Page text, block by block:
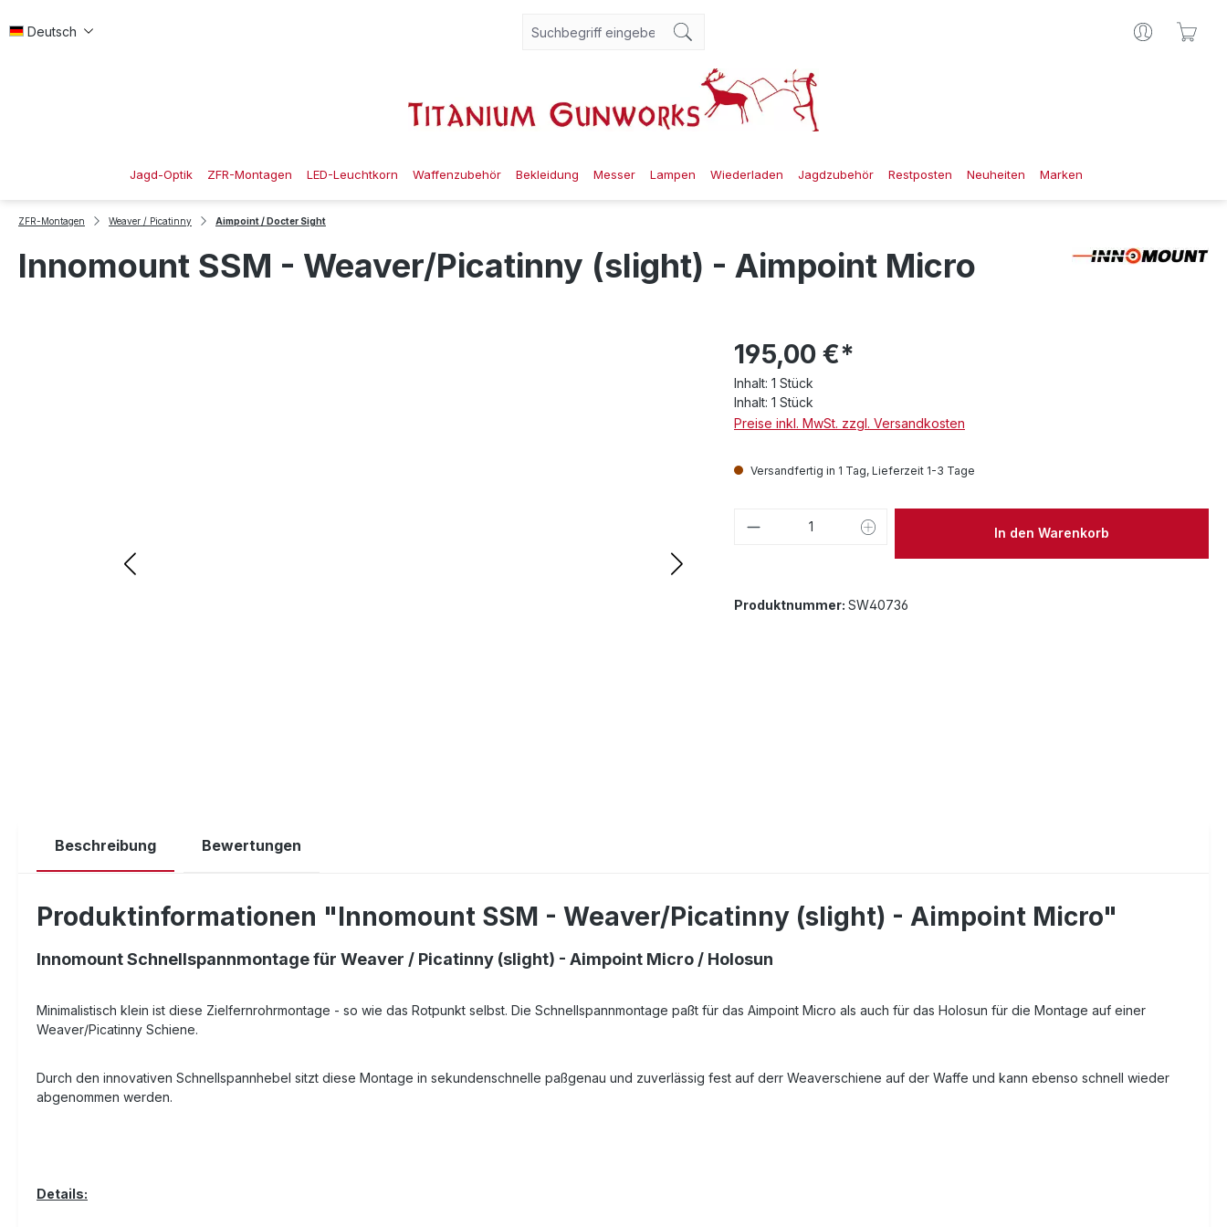
Deutsch
Jagd-Optik ZFR-Montagen LED-Leuchtkorn Waffenzubehör Bekleidung Messer Lampen Wiederladen Jagdzubehör Restposten Neuheiten Marken
ZFR-Montagen Weaver / Picatinny Aimpoint / Docter Sight
Innomount SSM - Weaver/Picatinny (slight) - Aimpoint Micro
195,00 €*
Inhalt: 1 Stück
Inhalt: 1 Stück
Preise inkl. MwSt. zzgl. Versandkosten
Versandfertig in 1 Tag, Lieferzeit 1-3 Tage
Produkt Anzahl: Gib den gewünschten Wert
In den Warenkorb
Produktnummer: SW40736
Beschreibung Bewertungen
Produktinformationen "Innomount SSM - Weaver/Picatinny (slight) - Aimpoint Micro"
Innomount Schnellspannmontage für Weaver / Picatinny (slight) - Aimpoint Micro / Holosun
Minimalistisch klein ist diese Zielfernrohrmontage - so wie das Rotpunkt selbst. Die Schnellspannmontage paßt für das Aimpoint Micro als auch für das Holosun für die Montage auf einer
Weaver/Picatinny Schiene.
Durch den innovativen Schnellspannhebel sitzt diese Montage in sekundenschnelle paßgenau und zuverlässig fest auf derr Weaverschiene auf der Waffe und kann ebenso schnell wieder
abgenommen werden.
Details: